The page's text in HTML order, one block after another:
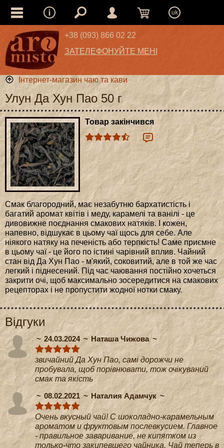
uk
+38 (093) 866 02 22
ЗАТЕЛЕФОНУЙТЕ МЕНІ
Інтернет-магазин чаю та кави
Улун Да Хун Пао 50 г
Товар закінчився
Смак благородний, має незабутню бархатистість і
багатий аромат квітів і меду, карамелі та ванілі - це
дивовижне поєднання смакових натяків. І кожен,
напевно, відшукає в цьому чаї щось для себе. Але
ніякого натяку на печеність або терпкість! Cаме приємне
в цьому чаї - це його по істині чарівний вплив. Чайний
стан від Да Хун Пао - м'який, соковитий, але в той же час
легкий і піднесений. Під час чаювання постійно хочеться
закрити очі, щоб максимально зосередитися на смакових
рецепторах і не пропустити жодної нотки смаку.
Відгуки
24.03.2024 Наташа Чижова
звичайний Да Хун Пао, самі дорожчи не
пробувала, щоб порівнювати, тож очікуваний
смак та якість
08.02.2021
Наталия Адамчук
Очень вкусный чай! С шоколадно-карамельным
ароматом и фруктовым послевкусием. Главное
- правильное заваривание, не кипятком из
только-что закипевшего чайника. Чай теперь в